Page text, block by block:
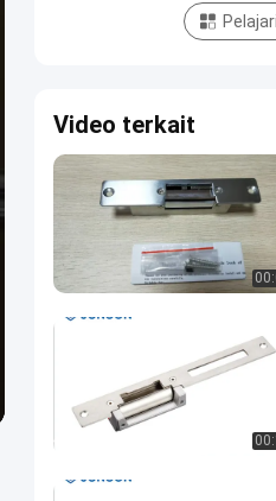
Video terkait